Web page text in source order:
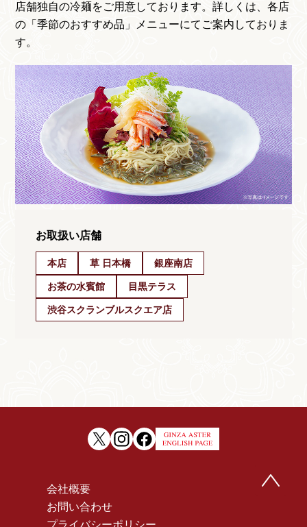
店舗独自の冷麺をご用意しております。詳しくは、各店
の「季節のおすすめ品」メニューにてご案内しておりま
す。
お取扱い店舗
本店 草 日本橋 銀座南店
お茶の水賓館 目黒テラス
渋谷スクランブルスクエア店
会社概要
お問い合わせ